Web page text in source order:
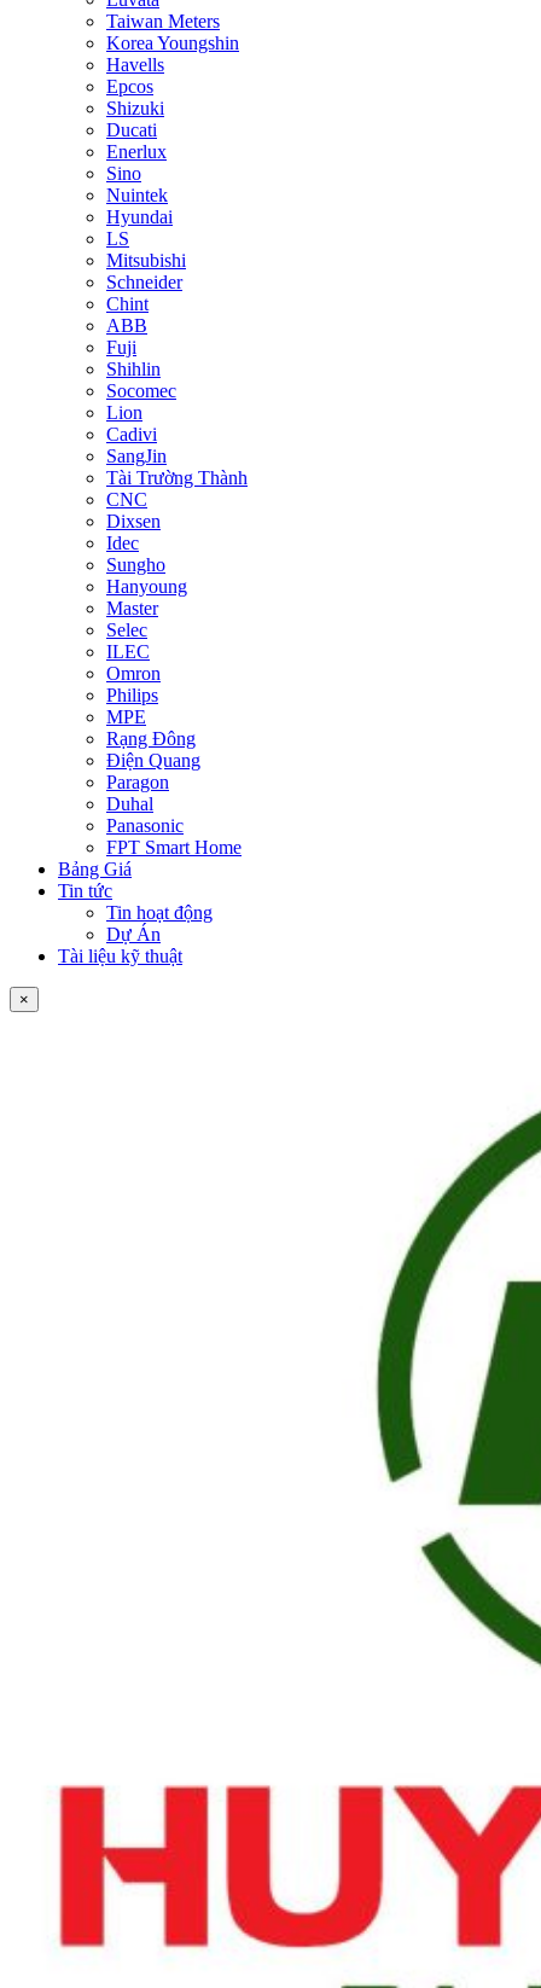
Taiwan Meters
Korea Youngshin
Havells
Epcos
Shizuki
Ducati
Enerlux
Sino
Nuintek
Hyundai
LS
Mitsubishi
Schneider
Chint
ABB
Fuji
Shihlin
Socomec
Lion
Cadivi
SangJin
Tài Trường Thành
CNC
Dixsen
Idec
Sungho
Hanyoung
Master
Selec
ILEC
Omron
Philips
MPE
Rạng Đông
Điện Quang
Paragon
Duhal
Panasonic
FPT Smart Home
Bảng Giá
Tin tức
Tin hoạt động
Dự Án
Tài liệu kỹ thuật
×